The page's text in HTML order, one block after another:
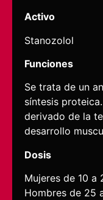
Activo
Stanozolol
Funciones
Se trata de un
síntesis
derivado de la
desarrollo
Dosis
Mujeres de 10 a
Hombres de 25